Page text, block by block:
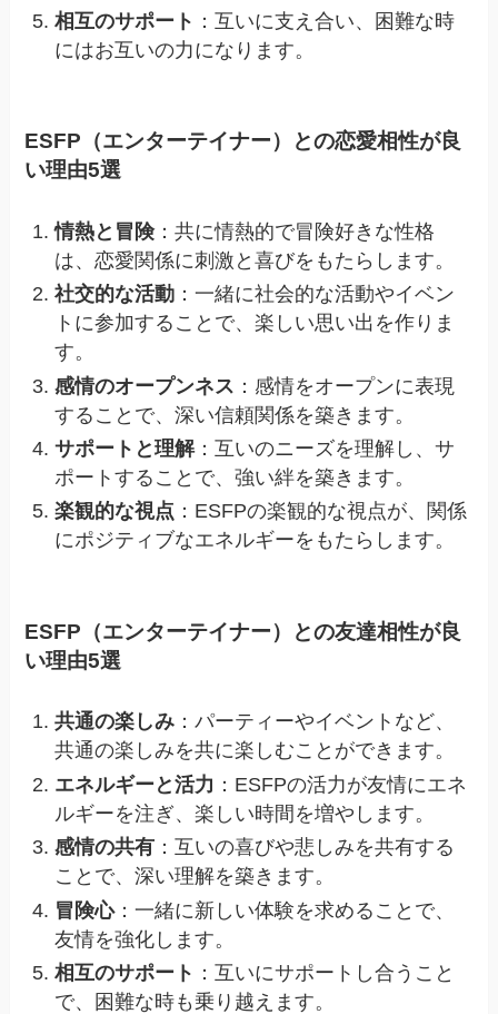
相互のサポート ：互いに支え合い、困難な時
にはお互いの力になります。
ESFP（エンターテイナー）との恋愛相性が良
い理由5選
情熱と冒険：共に情熱的で冒険好きな性格
は、恋愛関係に刺激と喜びをもたらします。
社交的な活動 ：一緒に社会的な活動やイベン
トに参加することで、楽しい思い出を作りま
す。
感情のオープンネス ：感情をオープンに表現
することで、深い信頼関係を築きます。
サポートと理解：互いのニーズを理解し、サ
ポートすることで、強い絆を築きます。
楽観的な視点 ：ESFPの楽観的な視点が、関係
にポジティブなエネルギーをもたらします。
ESFP（エンターテイナー）との友達相性が良
い理由5選
共通の楽しみ ：パーティーやイベントなど、
共通の楽しみを共に楽しむことができます。
エネルギーと活力 ：ESFPの活力が友情にエネ
ルギーを注ぎ、楽しい時間を増やします。
感情の共有 ：互いの喜びや悲しみを共有する
ことで、深い理解を築きます。
冒険心：一緒に新しい体験を求めることで、
友情を強化します。
相互のサポート ：互いにサポートし合うこと
で、困難な時も乗り越えます。